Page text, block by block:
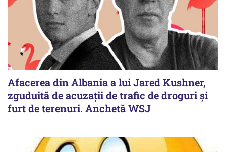
Afacerea din Albania a lui Jared Kushner,
zguduită de acuzații de trafic de droguri și
furt de terenuri. Anchetă WSJ